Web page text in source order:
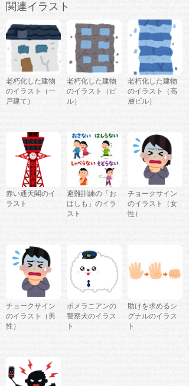
関連イラスト
老朽化した建物
のイラスト（一
戸建て）
老朽化した建物
のイラスト（ビ
ル）
老朽化した建物
のイラスト（高
層ビル）
赤い通天閣のイ
ラスト
避難訓練の「お
はしも」のイラ
スト
チョークサイン
のイラスト（女
性）
チョークサイン
のイラスト（男
性）
ポメラニアンの
警察犬のイラス
ト
助けを求めるシ
グナルのイラス
ト